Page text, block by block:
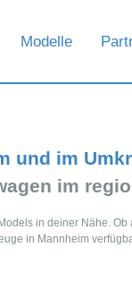
Modelle
und im
im
in deiner Nähe.
in Mannheim